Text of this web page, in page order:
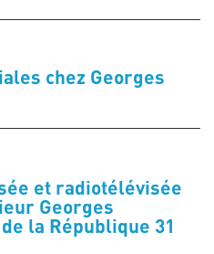
chez Georges
et radiotélévisée
Georges
la République 31